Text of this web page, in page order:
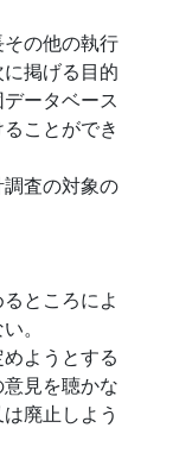
の他の執行
掲げる目的
ータベース
ことができ
査の対象の
ところによ
。
ようとする
見を聴かな
廃止しよう